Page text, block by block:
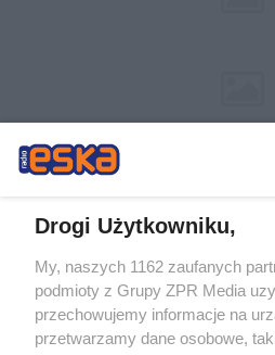
Żaden utwór zamieszczony w serwisie nie
rozpowszechniany lub dalej
tym także elektroniczny lub mechaniczny)
eksploatacji w jakiejkolwiek formie,
bez pisemnej zgody właściciela praw.
Drogi Użytkowniku,
My, naszych 1162 zaufanych
podmioty z Grupy ZPR Media
przechowujemy informacje na
przetwarzamy dane osobowe,